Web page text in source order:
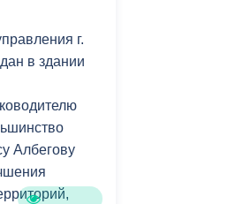
г.
в здании
Албегову